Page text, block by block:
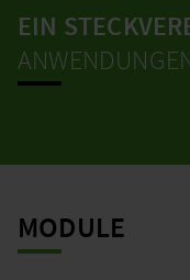
EIN
MODULE